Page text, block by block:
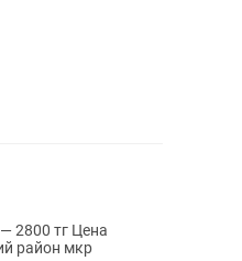
2800 тг Цена
район мкр